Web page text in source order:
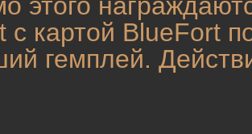
с картой BlueFort
гемплей.